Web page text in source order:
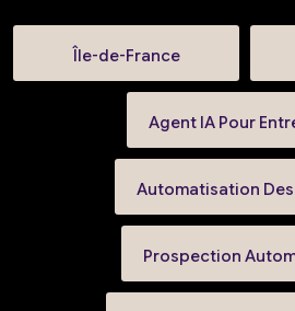
Île-de-France
Agent IA Pour
Automatisation Des
Prospection